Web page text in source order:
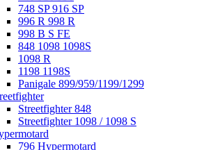
748 SP 916 SP
996 R 998 R
998 B S FE
848 1098 1098S
1098 R
1198 1198S
Panigale 899/959/1199/1299
Streetfighter 848
Streetfighter 1098 / 1098 S
796 Hypermotard